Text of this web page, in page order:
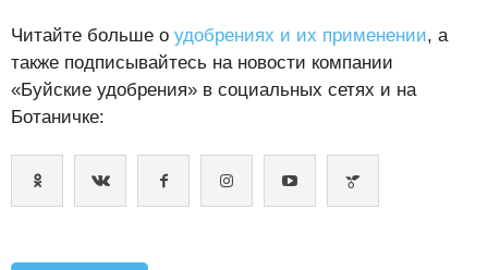
Читайте больше о удобрениях и их применении, а
также подписывайтесь на новости компании
«Буйские удобрения» в социальных сетях и на
Ботаничке: